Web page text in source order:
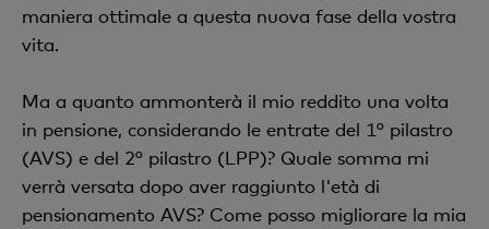
maniera ottimale a questa nuova fase della vostra
vita.
Ma a quanto ammonterà il mio reddito una volta
in pensione, considerando le entrate del 1° pilastro
(AVS) e del 2° pilastro (LPP)? Quale somma mi
verrà versata dopo aver raggiunto l'età di
pensionamento AVS? Come posso migliorare la mia